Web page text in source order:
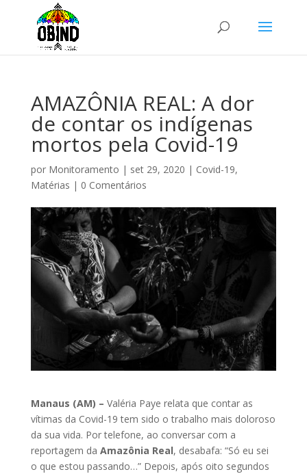
AMAZÔNIA REAL: A dor
de contar os indígenas
mortos pela Covid-19
por Monitoramento | set 29, 2020 | Covid-19,
Matérias | 0 Comentários
Manaus (AM) – Valéria Paye relata que contar as
vítimas da Covid-19 tem sido o trabalho mais doloroso
da sua vida. Por telefone, ao conversar com a
reportagem da Amazônia Real, desabafa: “Só eu sei
o que estou passando…” Depois, após oito segundos